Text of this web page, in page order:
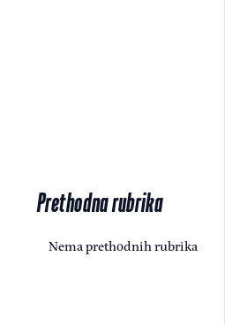
Prethodna rubrika
Nema prethodnih rubrika